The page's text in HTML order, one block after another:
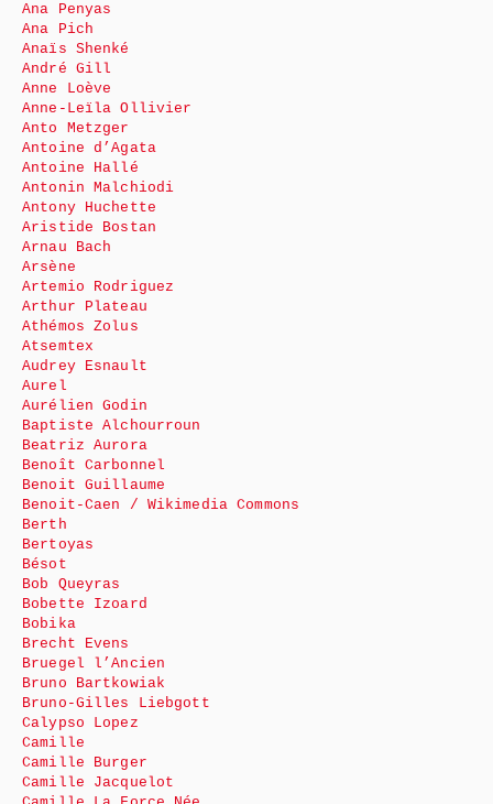
Ana Penyas
Ana Pich
Anaïs Shenké
André Gill
Anne Loève
Anne-Leïla Ollivier
Anto Metzger
Antoine d’Agata
Antoine Hallé
Antonin Malchiodi
Antony Huchette
Aristide Bostan
Arnau Bach
Arsène
Artemio Rodriguez
Arthur Plateau
Athémos Zolus
Atsemtex
Audrey Esnault
Aurel
Aurélien Godin
Baptiste Alchourroun
Beatriz Aurora
Benoît Carbonnel
Benoit Guillaume
Benoit-Caen / Wikimedia Commons
Berth
Bertoyas
Bésot
Bob Queyras
Bobette Izoard
Bobika
Brecht Evens
Bruegel l’Ancien
Bruno Bartkowiak
Bruno-Gilles Liebgott
Calypso Lopez
Camille
Camille Burger
Camille Jacquelot